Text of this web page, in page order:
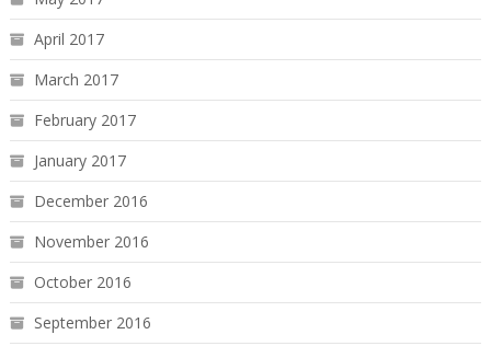
April 2017
March 2017
February 2017
January 2017
December 2016
November 2016
October 2016
September 2016